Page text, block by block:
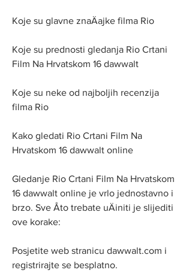
Koje su glavne znaÄajke filma Rio
Koje su prednosti gledanja Rio Crtani
Film Na Hrvatskom 16 dawwalt
Koje su neke od najboljih recenzija
filma Rio
Kako gledati Rio Crtani Film Na
Hrvatskom 16 dawwalt online
Gledanje Rio Crtani Film Na Hrvatskom
16 dawwalt online je vrlo jednostavno i
brzo. Sve Åto trebate uÄiniti je slijediti
ove korake:
Posjetite web stranicu dawwalt.com i
registrirajte se besplatno.